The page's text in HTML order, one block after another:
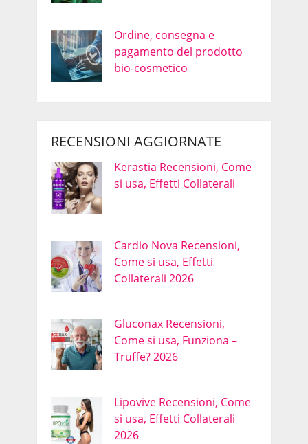
Ordine, consegna e
pagamento del prodotto
bio-cosmetico
RECENSIONI AGGIORNATE
Kerastia Recensioni, Come
si usa, Effetti Collaterali
Cardio Nova Recensioni,
Come si usa, Effetti
Collaterali 2026
Gluconax Recensioni,
Come si usa, Funziona –
Truffe? 2026
Lipovive Recensioni, Come
si usa, Effetti Collaterali
2026